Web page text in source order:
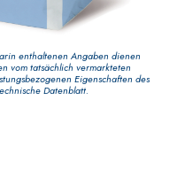
enthaltenen Angaben dienen
vom tatsächlich vermarkteten
Eigenschaften des
Datenblatt.